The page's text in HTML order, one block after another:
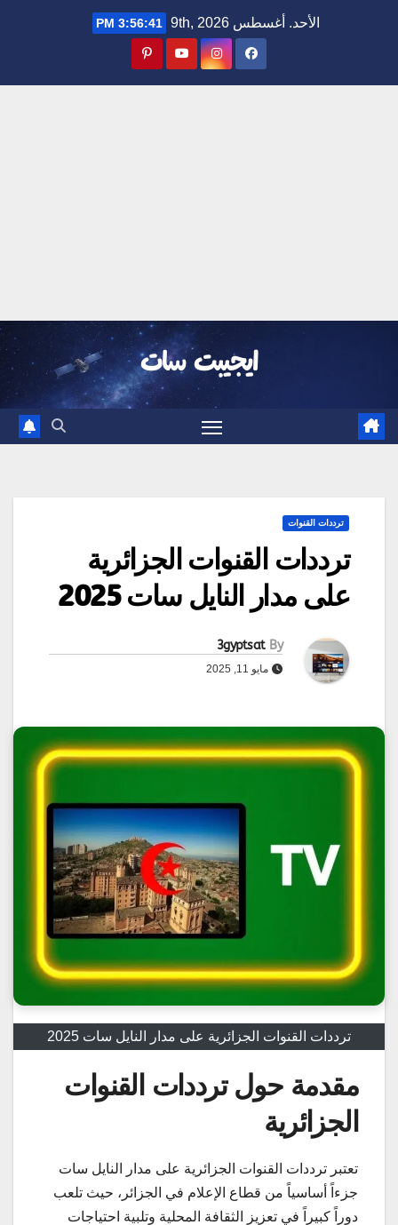
الأحد. أغسطس 9th, 2026 3:56:42 PM
ايجيبت سات
ترددات القنوات
ترددات القنوات الجزائرية
على مدار النايل سات 2025
By
3gyptsat
مايو 11, 2025
ترددات القنوات الجزائرية على مدار النايل سات 2025
مقدمة حول ترددات القنوات
الجزائرية
تعتبر ترددات القنوات الجزائرية على مدار النايل سات
جزءاً أساسياً من قطاع الإعلام في الجزائر، حيث تلعب
دوراً كبيراً في تعزيز الثقافة المحلية وتلبية احتياجات